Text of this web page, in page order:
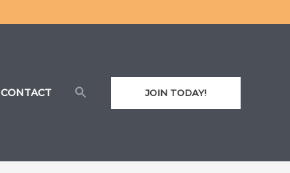
CONTACT RechercherJOIN TODAY!